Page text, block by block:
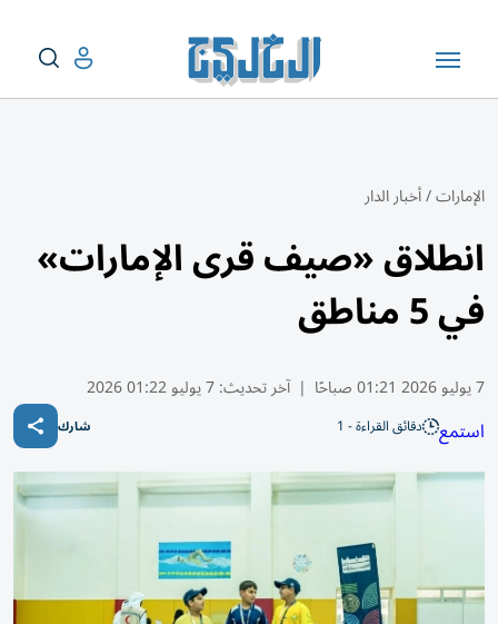
الإمارات/أخبار الدار
انطلاق «صيف قرى الإمارات»
في 5 مناطق
7 يوليو 2026 01:21 صباحًا | آخر تحديث:7 يوليو 01:22 2026
استمع دقائق القراءة - 1 شارك